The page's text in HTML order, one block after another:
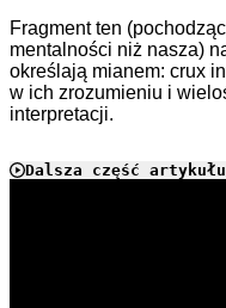
Fragment ten
mentalności niż nasza)
określają mianem: crux
w ich zrozumieniu i
interpretacji.
Dalsza część